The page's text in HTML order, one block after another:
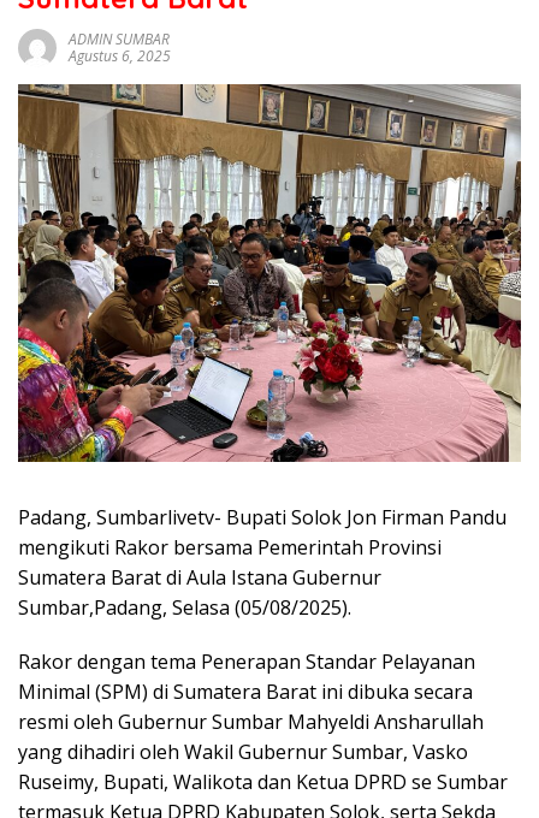
sumbar
tv
live
ADMIN SUMBAR
Agustus 6, 2025
Padang, Sumbarlivetv- Bupati Solok Jon Firman Pandu
mengikuti Rakor bersama Pemerintah Provinsi
Sumatera Barat di Aula Istana Gubernur
Sumbar,Padang, Selasa (05/08/2025).
Rakor dengan tema Penerapan Standar Pelayanan
Minimal (SPM) di Sumatera Barat ini dibuka secara
resmi oleh Gubernur Sumbar Mahyeldi Ansharullah
yang dihadiri oleh Wakil Gubernur Sumbar, Vasko
Ruseimy, Bupati, Walikota dan Ketua DPRD se Sumbar
termasuk Ketua DPRD Kabupaten Solok, serta Sekda